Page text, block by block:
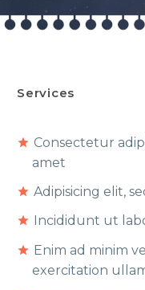
Services
Consectetur
amet
Adipisicing elit,
Incididunt ut
Enim ad minim
exercitation